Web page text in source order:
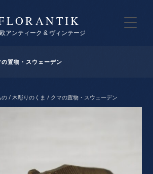
アンティーク & ヴィンテージ
置物・スウェーデン
/ 木彫りのくま / クマの置物・スウェーデン